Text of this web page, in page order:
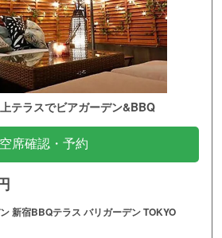
テラスでビアガーデン&BBQ
空席確認・予約
新宿BBQテラス バリガーデン TOKYO